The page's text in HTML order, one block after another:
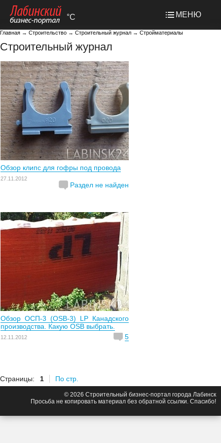
°C МЕНЮ
Главная → Строительство → Строительный журнал → Стройматериалы
Строительный журнал
Обзор клипс для гофры под провода
27.11.2012
Раздел не найден
Обзор ОСП-3 (OSB-3) LP Канадского
производства. Какую OSB выбрать.
12.11.2012 5
Страницы: 1 По стр.
© 2026 Строительный бизнес-портал города Лабинск
Просьба не копировать материал без обратной ссылки. Спасибо!